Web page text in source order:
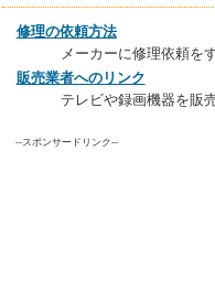
修理の依頼方法
メーカーに修理依頼を
販売業者へのリンク
テレビや録画機器を販
--スポンサードリンク--